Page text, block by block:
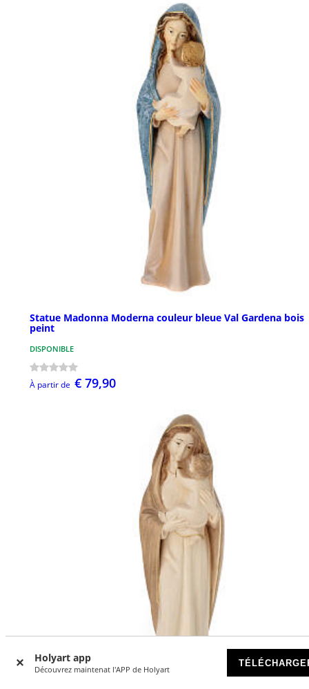
Holyart app
Découvrez maintenat l'APP de Holyart
Statue Madonna Moderna couleur bleue Val Gardena bois
peint
DISPONIBLE
À partir de € 79,90